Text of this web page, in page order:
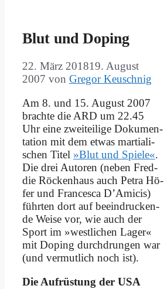
Blut und Do­ping
22. März 201819. August
2007 von Gregor Keuschnig
Am 8. und 15. Au­gust 2007
brach­te die ARD um 22.45
Uhr ei­ne zwei­tei­li­ge Do­ku­men­
ta­ti­on mit dem et­was mar­tia­li­
schen Ti­tel »Blut und Spie­le«.
Die drei Au­toren (ne­ben Fred­
die Röcken­haus auch Pe­tra Hö­
fer und Fran­ce­s­ca D’A­micis)
führ­ten dort auf be­ein­drucken­
de Wei­se vor, wie auch der
Sport im »west­li­chen La­ger«
mit Do­ping durch­drun­gen war
(und ver­mut­lich noch ist).
Die Auf­rü­stung der USA